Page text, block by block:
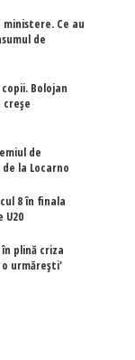
Ce au
de
Bolojan
de
la Locarno
8 în finala
plină criza
urmărești'